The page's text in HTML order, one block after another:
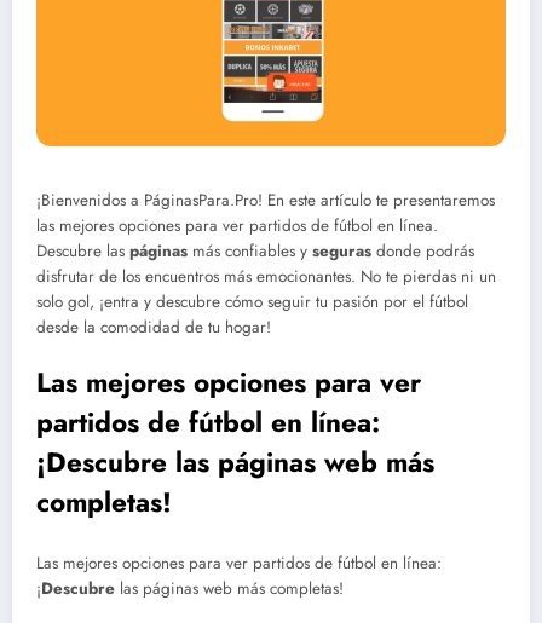
¡Bienvenidos a PáginasPara.Pro! En este artículo te presentaremos
las mejores opciones para ver partidos de fútbol en línea.
Descubre las páginas más confiables y seguras donde podrás
disfrutar de los encuentros más emocionantes. No te pierdas ni un
solo gol, ¡entra y descubre cómo seguir tu pasión por el fútbol
desde la comodidad de tu hogar!
Las mejores opciones para ver
partidos de fútbol en línea:
¡Descubre las páginas web más
completas!
Las mejores opciones para ver partidos de fútbol en línea:
¡Descubre las páginas web más completas!